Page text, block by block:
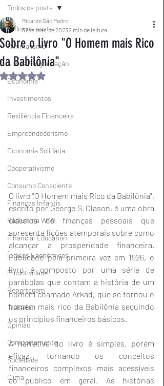
Todos os posts
Minimalismo
Nossa Programação
Economia
Investimentos
Resiliência Financeira
Empreendedorismo
Economia Solidária
Cooperativismo
Consumo Consciente
Finanças Infantis
Radium na WIW
Financial Education
Índices Econômicos
Produtividade
Reportagem
Trabalho
Opinião
Comportamento
Sociedade
Clima
Todos os posts
Sobre o livro "O Homem mais Rico
da Babilônia"
Ricardo São Pedro
31 de mar. de 20232 min de leitura
Avaliado com NaN de 5 estrelas.
O livro "O Homem mais Rico da Babilônia",
escrito por George S. Clason, é uma obra
clássica de finanças pessoais que
apresenta lições atemporais sobre como
alcançar a prosperidade financeira.
Publicado pela primeira vez em 1926, o
livro é composto por uma série de
parábolas que contam a história de um
homem chamado Arkad, que se tornou o
homem mais rico da Babilônia seguindo
os princípios financeiros básicos.
A narrativa do livro é simples, porém
eficaz, tornando os conceitos
financeiros complexos mais acessíveis
ao público em geral. As histórias